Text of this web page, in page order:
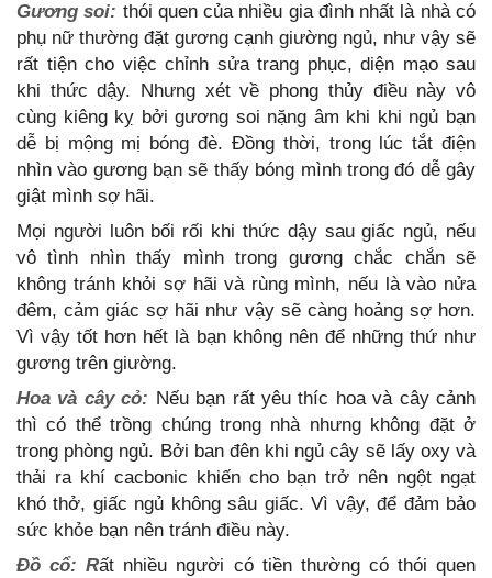
Gương soi: thói quen của nhiều gia đình nhất là nhà có
phụ nữ thường đặt gương cạnh giường ngủ, như vậy sẽ
rất tiện cho việc chỉnh sửa trang phục, diện mạo sau
khi thức dậy. Nhưng xét về phong thủy điều này vô
cùng kiêng kỵ bởi gương soi nặng âm khi khi ngủ bạn
dễ bị mộng mị bóng đè. Đồng thời, trong lúc tắt điện
nhìn vào gương bạn sẽ thấy bóng mình trong đó dễ gây
giật mình sợ hãi.
Mọi người luôn bối rối khi thức dậy sau giấc ngủ, nếu
vô tình nhìn thấy mình trong gương chắc chắn sẽ
không tránh khỏi sợ hãi và rùng mình, nếu là vào nửa
đêm, cảm giác sợ hãi như vậy sẽ càng hoảng sợ hơn.
Vì vậy tốt hơn hết là bạn không nên để những thứ như
gương trên giường.
Hoa và cây cỏ: Nếu bạn rất yêu thíc hoa và cây cảnh
thì có thể trồng chúng trong nhà nhưng không đặt ở
trong phòng ngủ. Bởi ban đên khi ngủ cây sẽ lấy oxy và
thải ra khí cacbonic khiến cho bạn trở nên ngột ngạt
khó thở, giấc ngủ không sâu giấc. Vì vậy, để đảm bảo
sức khỏe bạn nên tránh điều này.
Đồ cổ: Rất nhiều người có tiền thường có thói quen